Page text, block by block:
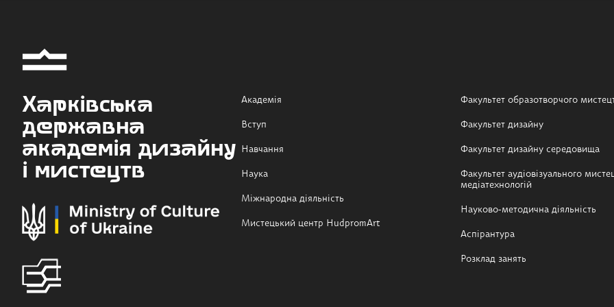
Харківська
державна
академія дизайну
і мистецтв
Академія
Вступ
Навчання
Наука
Міжнародна діяльність
Мистецький центр HudpromArt
Факультет образотворчого
Факультет дизайну
Факультет дизайну середовища
Факультет аудіовізуального
медіатехнологій
Науково-методична діяльність
Аспірантура
Розклад занять